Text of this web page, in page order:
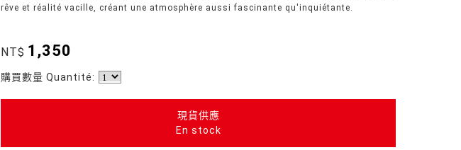
rêve et réalité vacille, créant une atmosphère aussi fascinante qu'inquiétante.
NT$ 1,350
購買數量 Quantité:
現貨供應
En stock